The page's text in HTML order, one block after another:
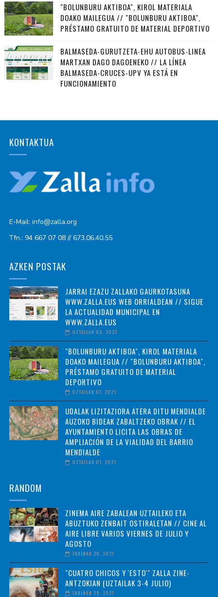
"BOLUNBURU AKTIBOA", KIROL MATERIALA
DOAKO MAILEGUA // "BOLUNBURU AKTIBOA",
PRÉSTAMO GRATUITO DE MATERIAL DEPORTIVO
BALMASEDA-GURUTZETA-EHU AUTOBUS-LINEA
MARTXAN DAGO DAGOENEKO // LA LÍNEA
BALMASEDA-CRUCES-UPV YA ESTÁ EN
FUNCIONAMIENTO
KONTAKTUA
E-Mail: info@zalla.org
Tfn.: 94 667 07 08 // 673.06.40.55
AZKEN POSTAK
JARRAI EZAZU ZALLAKO GAURKOTASUNA
WWW.ZALLA.EUS WEB ORRIALDEAN // SIGUE
LA ACTUALIDAD MUNICIPAL EN
WWW.ZALLA.EUS
UZTAILAK 09, 2021
"BOLUNBURU AKTIBOA", KIROL MATERIALA
DOAKO MAILEGUA // "BOLUNBURU AKTIBOA",
PRÉSTAMO GRATUITO DE MATERIAL
DEPORTIVO
UZTAILAK 01, 2021
UDALAK LIZITAZIORA ATERA DITU MENDIALDE
AUZOKO BIDEAK ZABALTZEKO OBRAK // EL
AYUNTAMIENTO LICITA LAS OBRAS DE
AMPLIACIÓN DE LA VIALIDAD DEL BARRIO
MENDIALDE
UZTAILAK 01, 2021
RANDOM
ZINEMA AIRE ZABALEAN UZTAILEKO ETA
ABUZTUKO ZENBAIT OSTIRALETAN // CINE AL
AIRE LIBRE VARIOS VIERNES DE JULIO Y
AGOSTO
EKAINAK 30, 2021
"CUATRO CHICOS Y 'ESTO'" ZALLA ZINE-
ANTZOKIAN (UZTAILAK 3-4 JULIO)
EKAINAK 29, 2021